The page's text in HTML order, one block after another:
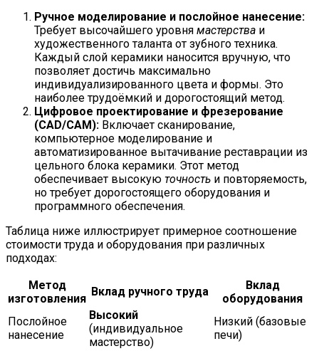
Ручное моделирование и послойное нанесение:
Требует высочайшего уровня мастерства и
художественного таланта от зубного техника.
Каждый слой керамики наносится вручную, что
позволяет достичь максимально
индивидуализированного цвета и формы. Это
наиболее трудоёмкий и дорогостоящий метод.
Цифровое проектирование и фрезерование
(CAD/CAM): Включает сканирование,
компьютерное моделирование и
автоматизированное вытачивание реставрации из
цельного блока керамики. Этот метод
обеспечивает высокую точность и повторяемость,
но требует дорогостоящего оборудования и
программного обеспечения.
Таблица ниже иллюстрирует примерное соотношение
стоимости труда и оборудования при различных
подходах:
Метод
изготовления
Вклад ручного труда
Вклад
оборудования
Послойное
нанесение
Высокий
(индивидуальное
мастерство)
Низкий (базовые
печи)